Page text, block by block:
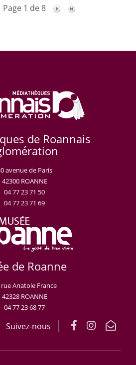
Page 1 de 8
de Roannais
avenue de Paris
42300 ROANNE
04 77 23 71 50
04 77 23 71 69
de Roanne
rue Anatole France
42328 ROANNE
04 77 23 68 77
Suivez-nous